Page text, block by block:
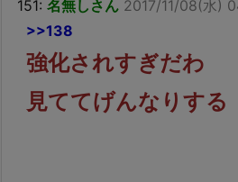
151: 名無しさん 2017/11/08(水)
>>138
強化されすぎだわ
見ててげんなりする